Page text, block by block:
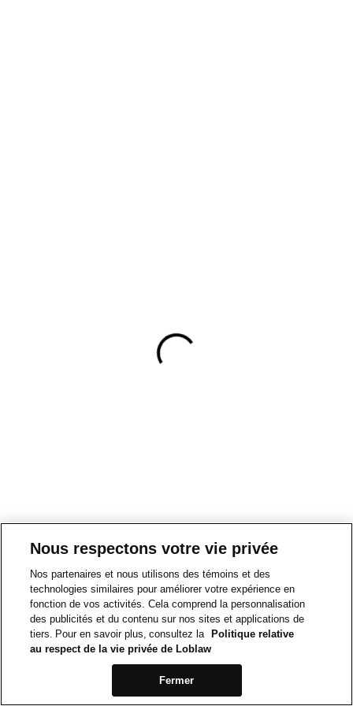
Nous respectons votre vie privée
Nos partenaires et nous utilisons des témoins et des
technologies similaires pour améliorer votre expérience en
fonction de vos activités. Cela comprend la personnalisation
des publicités et du contenu sur nos sites et applications de
tiers. Pour en savoir plus, consultez la
Politique relative
au respect de la vie privée de Loblaw
Fermer